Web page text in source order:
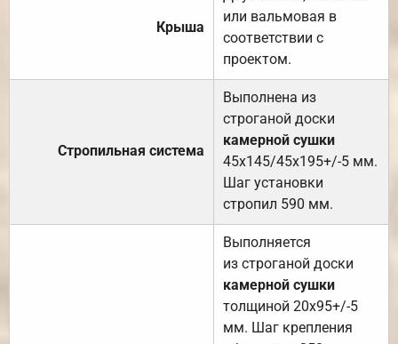
Крыша
или вальмовая в
соответствии с
проектом.
Стропильная система
Выполнена из
строганой доски
камерной сушки
45х145/45х195+/-5 мм.
Шаг установки
стропил 590 мм.
Выполняется
из строганой доски
камерной сушки
толщиной 20х95+/-5
мм. Шаг крепления